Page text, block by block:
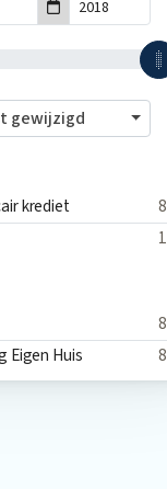
gewijzigd
krediet
8
1
8
Eigen Huis
8